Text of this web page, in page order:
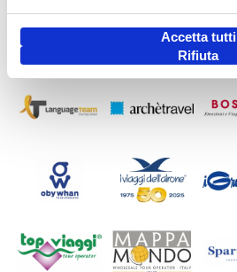
Accetta tutti
Rifiuta